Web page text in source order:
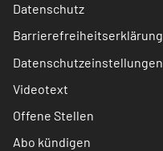
Datenschutz
Barrierefreiheitserklärung
Datenschutzeinstellungen
Videotext
Offene Stellen
Abo kündigen